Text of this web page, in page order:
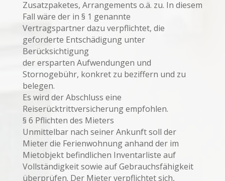
Zusatzpaketes, Arrangements o.ä. zu. In diesem
Fall wäre der in § 1 genannte
Vertragspartner dazu verpflichtet, die
geforderte Entschädigung unter
Berücksichtigung
der ersparten Aufwendungen und
Stornogebühr, konkret zu beziffern und zu
belegen.
Es wird der Abschluss eine
Reiserücktrittversicherung empfohlen.
§ 6 Pflichten des Mieters
Unmittelbar nach seiner Ankunft soll der
Mieter die Ferienwohnung anhand der im
Mietobjekt befindlichen Inventarliste auf
Vollständigkeit sowie auf Gebrauchsfähigkeit
überprüfen. Der Mieter verpflichtet sich,